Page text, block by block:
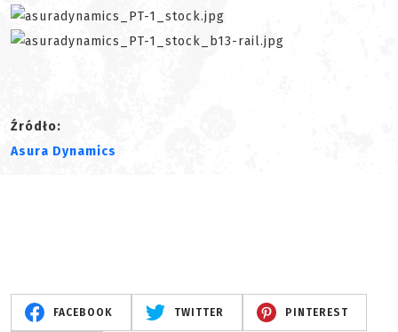
Źródło:
Asura Dynamics
FACEBOOK TWITTER PINTEREST